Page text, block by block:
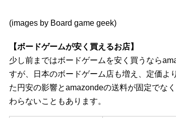
(images by Board game geek)
【ボードゲームが安く買えるお店】
少し前まではボードゲームを安く買うなら
すが、日本のボードゲーム店も増え、定価よ
た円安の影響とamazondeの送料が固定でな
わらないこともあります。